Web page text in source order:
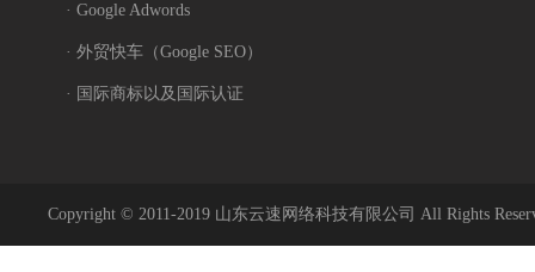
· Google Adwords
· 外贸快车（Google SEO）
· 国际商标以及国际认证
Copyright © 2011-2019 山东云速网络科技有限公司 All Rights